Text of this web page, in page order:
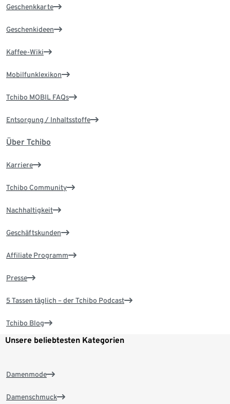
Geschenkkarte
Geschenkideen
Kaffee-Wiki
Mobilfunklexikon
Tchibo MOBIL FAQs
Entsorgung / Inhaltsstoffe
Über Tchibo
Karriere
Tchibo Community
Nachhaltigkeit
Geschäftskunden
Affiliate Programm
Presse
5 Tassen täglich – der Tchibo Podcast
Tchibo Blog
Unsere beliebtesten Kategorien
Damenmode
Damenschmuck